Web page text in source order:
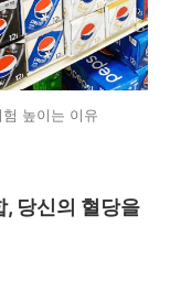
높이는 이유
당신의 혈당을